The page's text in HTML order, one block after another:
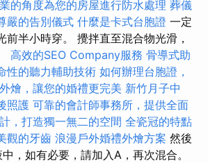
的角度為您的房屋進行防水處理 葬儀
嚴的告別儀式 什麼是卡式台胞證 一定
前半小時穿。 攪拌直至混合物光滑，
高效的SEO Company服務 骨導式助
性的聽力輔助技術 如何辦理台胞證，
燴，讓您的婚禮更完美 新竹月子中
照護 可靠的會計師事務所，提供全面
，打造獨一無二的空間 全瓷冠的特點
觀的牙齒 浪漫戶外婚禮外燴方案 然後
，如有必要，請加入A，再次混合。